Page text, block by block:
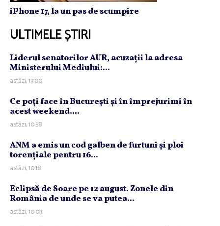
iPhone 17, la un pas de scumpire
ULTIMELE ȘTIRI
Liderul senatorilor AUR, acuzaţii la adresa
Ministerului Mediului:...
astăzi, 13:00
Ce poţi face în Bucureşti şi în împrejurimi în
acest weekend....
astăzi, 10:58
ANM a emis un cod galben de furtuni şi ploi
torenţiale pentru 16...
astăzi, 10:18
Eclipsă de Soare pe 12 august. Zonele din
România de unde se va putea...
astăzi, 10:03